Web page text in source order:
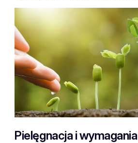
Pielęgnacja i wymagania